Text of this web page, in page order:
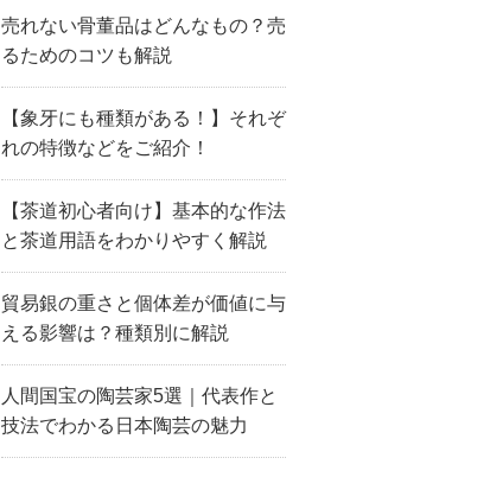
売れない骨董品はどんなもの？売
るためのコツも解説
【象牙にも種類がある！】それぞ
れの特徴などをご紹介！
【茶道初心者向け】基本的な作法
と茶道用語をわかりやすく解説
貿易銀の重さと個体差が価値に与
える影響は？種類別に解説
人間国宝の陶芸家5選｜代表作と
技法でわかる日本陶芸の魅力